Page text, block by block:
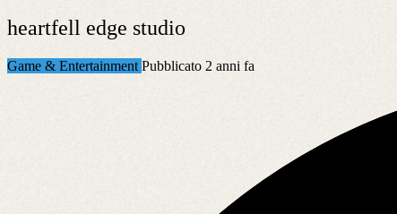
heartfell edge studio
Game & Entertainment Pubblicato 2 anni fa